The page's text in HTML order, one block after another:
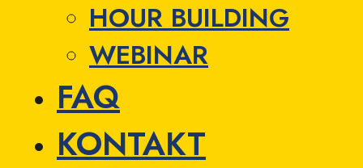
HOUR BUILDING
WEBINAR
FAQ
KONTAKT